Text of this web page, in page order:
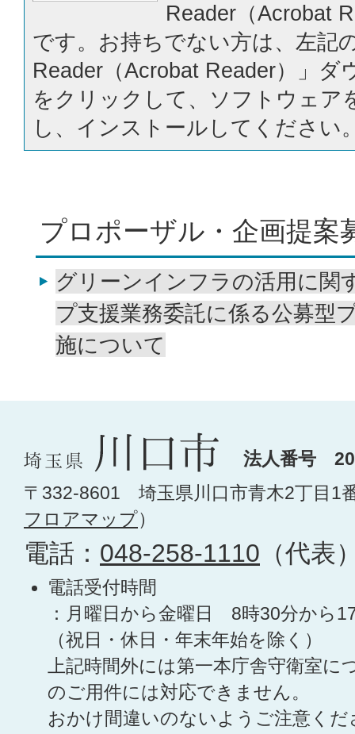
Reader（Acrobat
です。お持ちでない方は、左記
Reader（Acrobat Reader）」ダ
をクリックして、ソフトウェア
し、インストールしてください
プロポーザル・企画提案
グリーンインフラの活用に関
プ支援業務委託に係る公募型
施について
法人番号
〒332-8601 埼玉県川口市青木2丁目1
フロアマップ）
電話： 048-258-1110 （代表
電話受付時間
：月曜日から金曜日 8時30分から
（祝日・休日・年末年始を除く）
上記時間外には第一本庁舎守衛室に
のご用件には対応できません。
おかけ間違いのないようご注意くだ